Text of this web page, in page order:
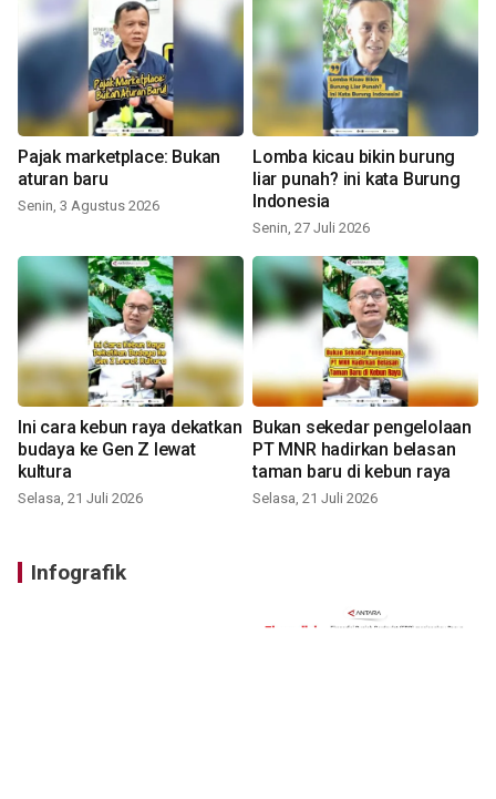
Pajak marketplace: Bukan
aturan baru
Senin, 3 Agustus 2026
Lomba kicau bikin burung
liar punah? ini kata Burung
Indonesia
Senin, 27 Juli 2026
Ini cara kebun raya dekatkan
budaya ke Gen Z lewat
kultura
Selasa, 21 Juli 2026
Bukan sekedar pengelolaan
PT MNR hadirkan belasan
taman baru di kebun raya
Selasa, 21 Juli 2026
Infografik